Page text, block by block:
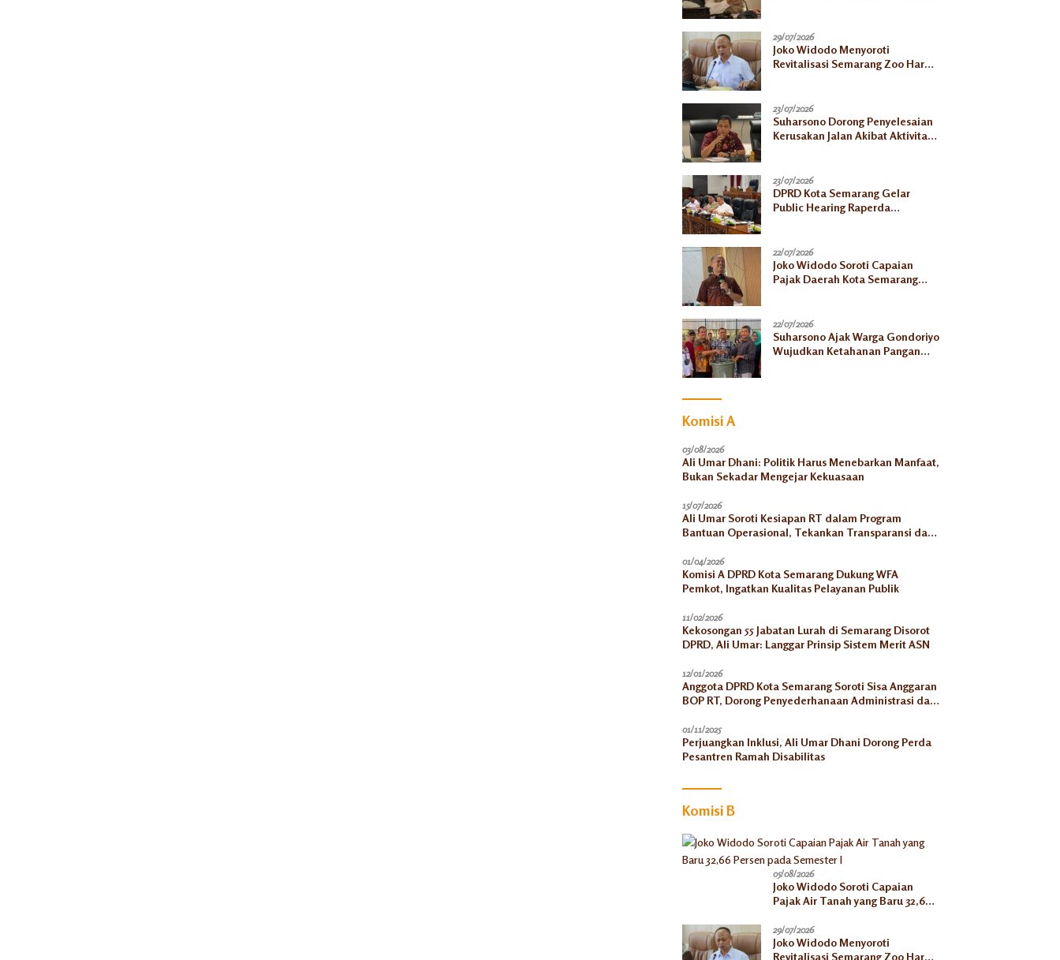
29/07/2026
Joko Widodo Menyoroti
Revitalisasi Semarang Zoo Harus
23/07/2026
Suharsono Dorong Penyelesaian
Kerusakan Jalan Akibat Aktivitas
23/07/2026
DPRD Kota Semarang Gelar
Public Hearing Raperda
22/07/2026
Joko Widodo Soroti Capaian
Pajak Daerah Kota Semarang
22/07/2026
Suharsono Ajak Warga Gondoriyo
Wujudkan Ketahanan Pangan
Komisi A
03/08/2026
Ali Umar Dhani: Politik Harus Menebarkan Manfaat,
Bukan Sekadar Mengejar Kekuasaan
15/07/2026
Ali Umar Soroti Kesiapan RT dalam Program
Bantuan Operasional, Tekankan Transparansi dan
01/04/2026
Komisi A DPRD Kota Semarang Dukung WFA
Pemkot, Ingatkan Kualitas Pelayanan Publik
11/02/2026
Kekosongan 55 Jabatan Lurah di Semarang Disorot
DPRD, Ali Umar: Langgar Prinsip Sistem Merit ASN
12/01/2026
Anggota DPRD Kota Semarang Soroti Sisa Anggaran
BOP RT, Dorong Penyederhanaan Administrasi dan
01/11/2025
Perjuangkan Inklusi, Ali Umar Dhani Dorong Perda
Pesantren Ramah Disabilitas
Komisi B
05/08/2026
Joko Widodo Soroti Capaian
Pajak Air Tanah yang Baru 32,66
29/07/2026
Joko Widodo Menyoroti
Revitalisasi Semarang Zoo Harus